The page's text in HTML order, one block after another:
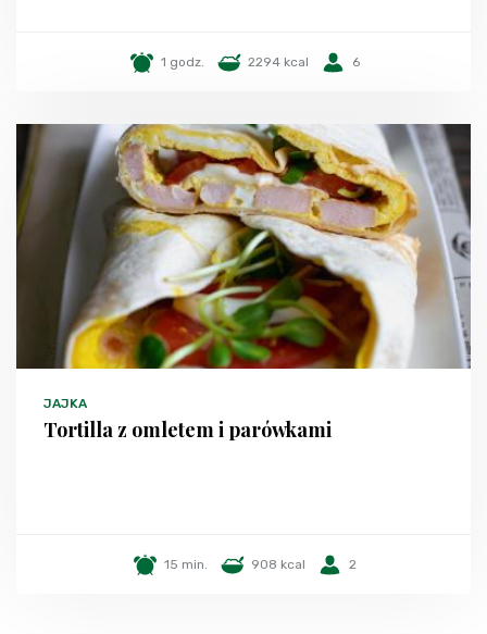
1 godz. 2294 kcal 6
JAJKA
Tortilla z omletem i parówkami
15 min. 908 kcal 2